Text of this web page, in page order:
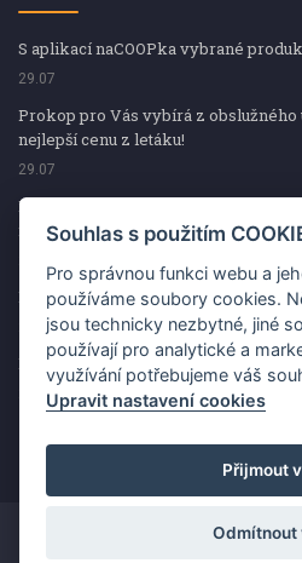
S aplikací naCOOPka vybrané
29.07
Prokop pro Vás vybírá z
nejlepší cenu z letáku!
29.07
Prokop pro Vás vybírá z obslužného
nejlepší cenu z letáku!
Kup špekáčky od Váhaly a vyhraj s
29.07
Prokop pro Vás vybírá na
29.07
Copyright ©2026 Jednota,
Souhlas s použitím
Pro správnou funkci webu a
používáme soubory cookies.
jsou technicky nezbytné, jiné
používají pro analytické a
využívání potřebujeme váš
Upravit nastavení cookies
Přijmout
Odmítnout